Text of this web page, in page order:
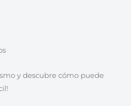
y descubre cómo puede